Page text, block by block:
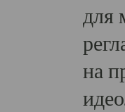
для
на